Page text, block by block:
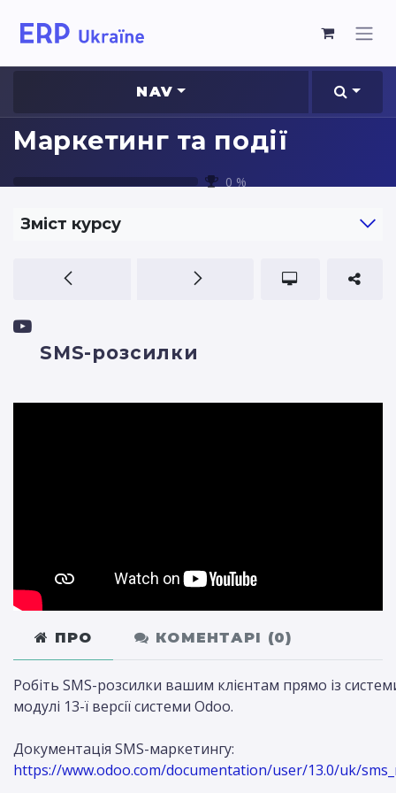
NAV
Маркетинг та події
0 %
Зміст курсу
SMS-розсилки
ПРО КОМЕНТАРІ (0)
Робіть SMS-розсилки вашим клієнтам прямо із
модулі 13-ї версії системи Odoo.
Документація SMS-маркетингу:
https://www.odoo.com/documentation/user/13.0/uk/